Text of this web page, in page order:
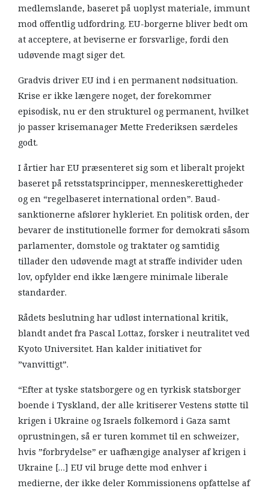
medlemslande, baseret på uoplyst materiale, immunt
mod offentlig udfordring. EU-borgerne bliver bedt om
at acceptere, at beviserne er forsvarlige, fordi den
udøvende magt siger det.
Gradvis driver EU ind i en permanent nødsituation.
Krise er ikke længere noget, der forekommer
episodisk, nu er den strukturel og permanent, hvilket
jo passer krisemanager Mette Frederiksen særdeles
godt.
I årtier har EU præsenteret sig som et liberalt projekt
baseret på retsstatsprincipper, menneskerettigheder
og en “regelbaseret international orden”. Baud-
sanktionerne afslører hykleriet. En politisk orden, der
bevarer de institutionelle former for demokrati såsom
parlamenter, domstole og traktater og samtidig
tillader den udøvende magt at straffe individer uden
lov, opfylder end ikke længere minimale liberale
standarder.
Rådets beslutning har udløst international kritik,
blandt andet fra Pascal Lottaz, forsker i neutralitet ved
Kyoto Universitet. Han kalder initiativet for
”vanvittigt”.
“Efter at tyske statsborgere og en tyrkisk statsborger
boende i Tyskland, der alle kritiserer Vestens støtte til
krigen i Ukraine og Israels folkemord i Gaza samt
oprustningen, så er turen kommet til en schweizer,
hvis ”forbrydelse” er uafhængige analyser af krigen i
Ukraine […] EU vil bruge dette mod enhver i
medierne, der ikke deler Kommissionens opfattelse af